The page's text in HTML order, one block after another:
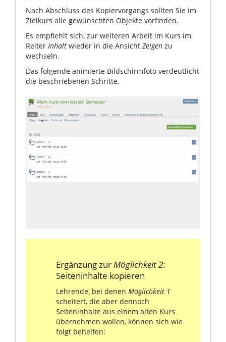
Nach Abschluss des Kopiervorgangs sollten Sie im
Zielkurs alle gewünschten Objekte vorfinden.
Es empfiehlt sich, zur weiteren Arbeit im Kurs im
Reiter Inhalt wieder in die Ansicht Zeigen zu
wechseln.
Das folgende animierte Bildschirmfoto verdeutlicht
die beschriebenen Schritte.
Ergänzung zurMöglichkeit 2:
Seiteninhalte kopieren
Lehrende, bei denen Möglichkeit 1
scheitert, die aber dennoch
Seiteninhalte aus einem alten Kurs
übernehmen wollen, können sich wie
folgt behelfen: